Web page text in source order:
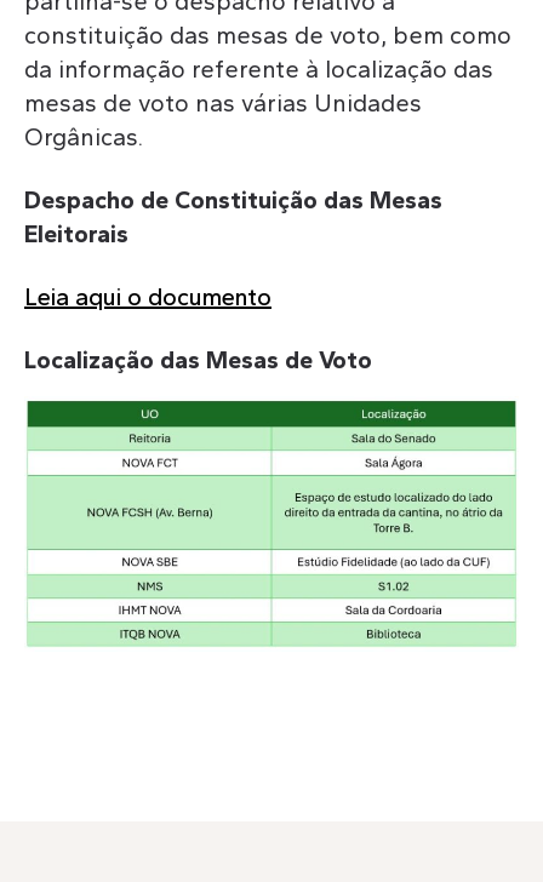
constituição das mesas de voto, bem como
da informação referente à localização das
mesas de voto nas várias Unidades
Orgânicas.
Despacho de Constituição das Mesas
Eleitorais
Leia aqui o documento
Localização das Mesas de Voto